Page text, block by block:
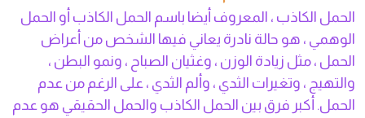
الحمل الكاذب ، المعروف أيضا باسم الحمل الكاذب أو الحمل
الوهمي ، هو حالة نادرة يعاني فيها الشخص من أعراض
الحمل ، مثل زيادة الوزن ، وغثيان الصباح ، ونمو البطن ،
والتهيج ، وتغيرات الثدي ، وألم الثدي ، على الرغم من عدم
الحمل. أكبر فرق بين الحمل الكاذب والحمل الحقيقي هو عدم